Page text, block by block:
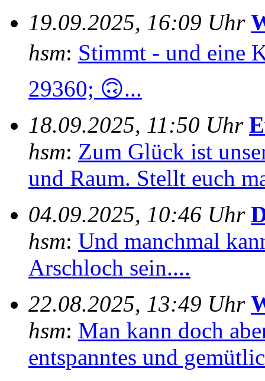
19.09.2025, 16:09 Uhr
hsm: Stimmt - und eine
29360; 🙃...
18.09.2025, 11:50 Uhr
hsm: Zum Glück ist
und Raum. Stellt euch
04.09.2025, 10:46 Uhr
hsm: Und manchmal
Arschloch sein....
22.08.2025, 13:49 Uhr
hsm: Man kann doch
entspanntes und